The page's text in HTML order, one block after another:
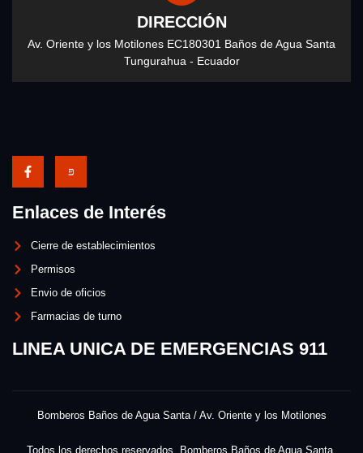
DIRECCIÓN
Av. Oriente y los Motilones EC180301 Baños de Agua Santa
Tungurahua - Ecuador
Enlaces de Interés
Cierre de establecimientos
Permisos
Envio de oficios
Farmacias de turno
LINEA UNICA DE EMERGENCIAS 911
Bomberos Baños de Agua Santa / Av. Oriente y los Motilones
Todos los derechos reservados. Bomberos Baños de Agua Santa.